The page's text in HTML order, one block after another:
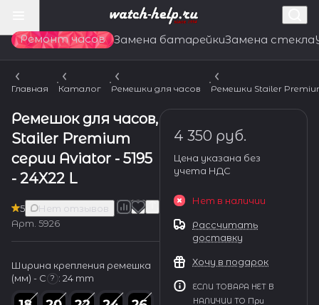
Ремонт часов Замена батарейкиЗамена стекла
Главная Каталог Ремешки для часов Ремешки Stailer
Ремешок для часов,
Stailer Premium
серии Aviator - 5195
- 24X22 L
5
Нет отзывов
Арт. 5926
Ширина крепления ремешка
(мм) - С ? : 24 mm
4 350 руб.
Цена указана без
учета НДС
Нет в наличии
Рассчитать
доставку
Хочу в подарок
ЕСЛИ ТОВАРА НЕТ В
НАЛИЧИИ ТО При